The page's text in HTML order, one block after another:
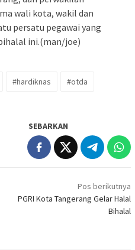
wali kota, wakil dan
persatu pegawai yang
ini.(man/joe)
#hardiknas
#otda
SEBARKAN
Pos berikutnya
PGRI Kota Tangerang Gelar Halal
Bihalal